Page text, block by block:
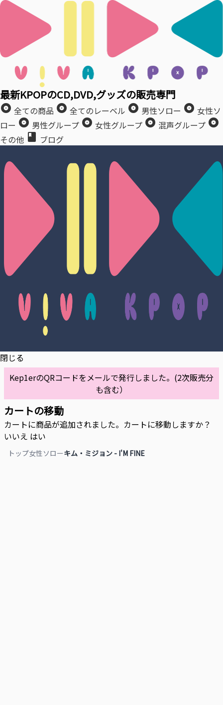
最新KPOPのCD,DVD,グッズの販売専門
album 全ての商品 album 全てのレーベル album 男性ソロー album 女性ソ
ロー album 男性グループ album 女性グループ album 混声グループ album
その他 book ブログ
閉じる
Kep1erのQRコードをメールで発行しました。(2次販売分
も含む）
カートの移動
カートに商品が追加されました。カートに移動しますか？
いいえ はい
トップ女性ソローキム・ミジョン - I'M FINE